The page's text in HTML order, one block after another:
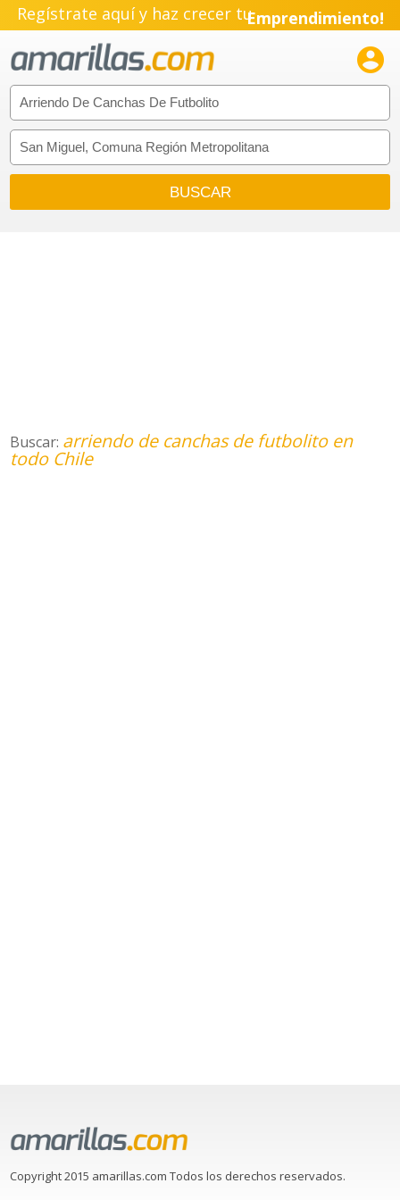
Regístrate aquí y haz crecer tuEmprendimiento!

Buscar: arriendo de canchas de futbolito en
todo Chile
Copyright 2015 amarillas.com Todos los derechos reservados.